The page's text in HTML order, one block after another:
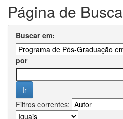
Página de Busca
Buscar em:
por
Filtros correntes: